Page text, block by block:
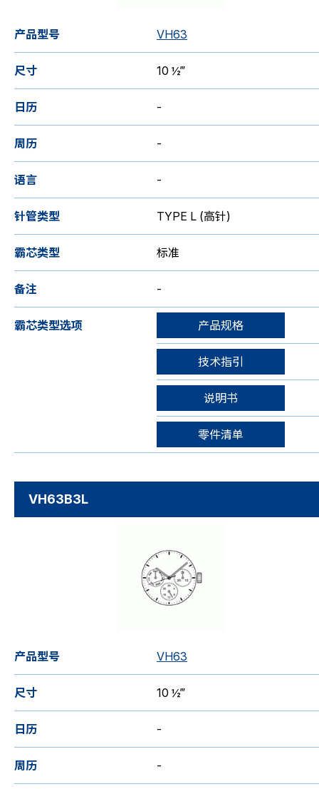
产品型号 VH63
尺寸 10 ½‴
日历 -
周历 -
语言 -
针管类型 TYPE L (高针)
霸芯类型 标准
备注 -
霸芯类型选项 产品规格
技术指引
说明书
零件清单
VH63B3L
产品型号 VH63
尺寸 10 ½‴
日历 -
周历 -